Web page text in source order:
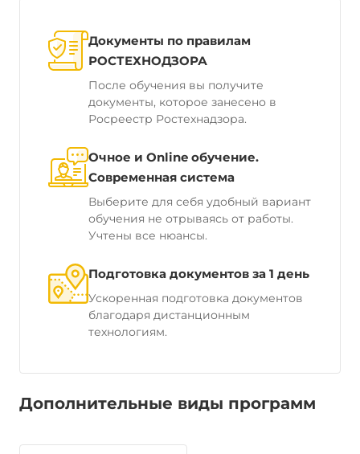
Документы по правилам
РОСТЕХНОДЗОРА
После обучения вы получите
документы, которое занесено в
Росреестр Ростехнадзора.
Очное и Online обучение.
Современная система
Выберите для себя удобный вариант
обучения не отрываясь от работы.
Учтены все нюансы.
Подготовка документов за 1 день
Ускоренная подготовка документов
благодаря дистанционным
технологиям.
Дополнительные виды программ